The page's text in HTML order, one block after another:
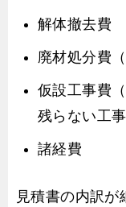
解体撤去費
廃材処分費
仮設工事費
残らない工事
諸経費
見積書の内訳が